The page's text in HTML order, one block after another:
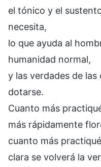
el tónico y el
necesita,
lo que ayuda al
humanidad normal,
y las verdades de las
dotarse.
Cuanto más
más rápidamente
cuanto más
clara se volverá la